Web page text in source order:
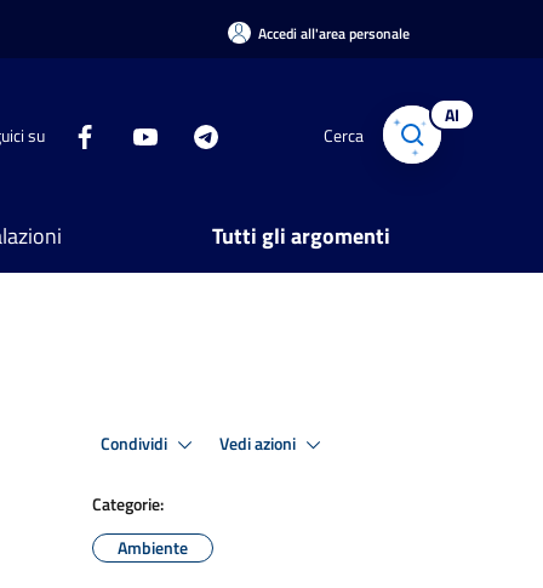
Accedi all'area personale
su Cerca
AI
Tutti gli argomenti
Condividi Vedi azioni
Categorie:
Ambiente